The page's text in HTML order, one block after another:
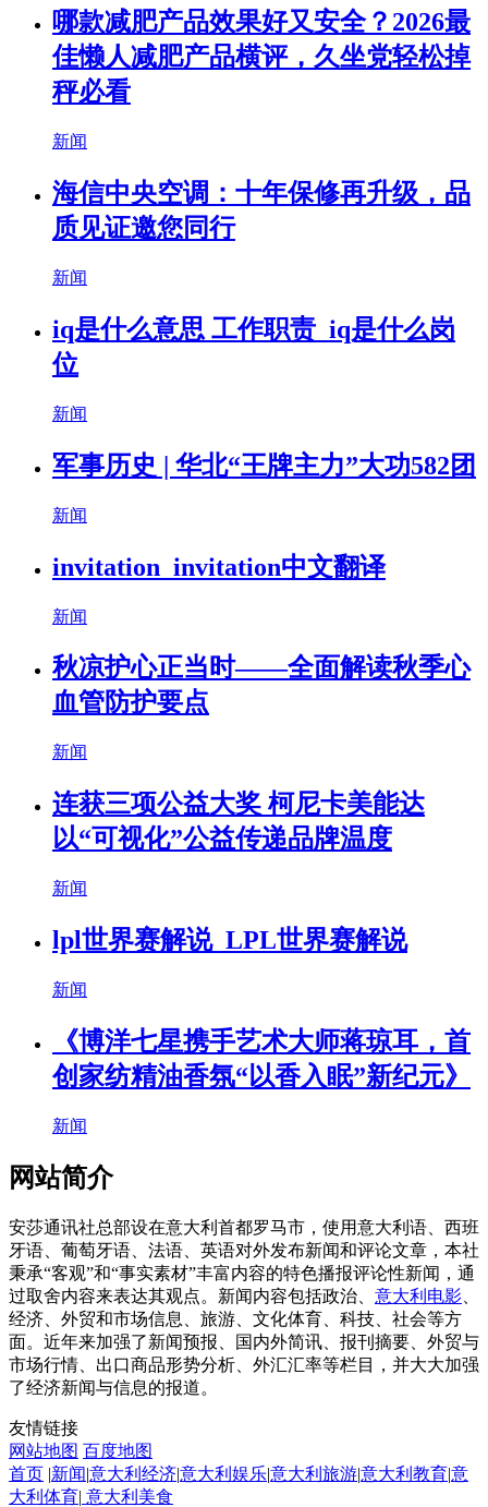
哪款减肥产品效果好又安全？2026最
佳懒人减肥产品横评，久坐党轻松掉
秤必看
新闻
海信中央空调：十年保修再升级，品
质见证邀您同行
新闻
iq是什么意思 工作职责_iq是什么岗
位
新闻
军事历史 | 华北“王牌主力”大功582团
新闻
invitation_invitation中文翻译
新闻
秋凉护心正当时——全面解读秋季心
血管防护要点
新闻
连获三项公益大奖 柯尼卡美能达
以“可视化”公益传递品牌温度
新闻
lpl世界赛解说_LPL世界赛解说
新闻
《博洋七星携手艺术大师蒋琼耳，首
创家纺精油香氛“以香入眠”新纪元》
新闻
网站简介
安莎通讯社总部设在意大利首都罗马市，使用意大利语、西班
牙语、葡萄牙语、法语、英语对外发布新闻和评论文章，本社
秉承“客观”和“事实素材”丰富内容的特色播报评论性新闻，通
过取舍内容来表达其观点。新闻内容包括政治、 意大利电影
经济、外贸和市场信息、旅游、文化体育、科技、社会等方
面。近年来加强了新闻预报、国内外简讯、报刊摘要、外贸与
市场行情、出口商品形势分析、外汇汇率等栏目，并大大加强
了经济新闻与信息的报道。
友情链接
网站地图 百度地图
首页 |新闻|意大利经济|意大利娱乐|意大利旅游|意大利教育|意
大利体育| 意大利美食